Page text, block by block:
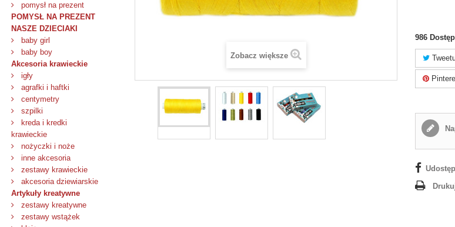
pomysł na prezent
POMYSŁ NA PREZENT
NASZE DZIECIAKI
baby girl
baby boy
Akcesoria krawieckie
igły
agrafki i haftki
centymetry
szpilki
kreda i kredki
krawieckie
nożyczki i noże
inne akcesoria
zestawy krawieckie
akcesoria dziewiarskie
Artykuły kreatywne
zestawy kreatywne
zestawy wstążek
Zobacz większe
986